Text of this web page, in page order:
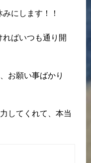
にします！！
ばいつも通り開
お願い事ばかり
してくれて、本当